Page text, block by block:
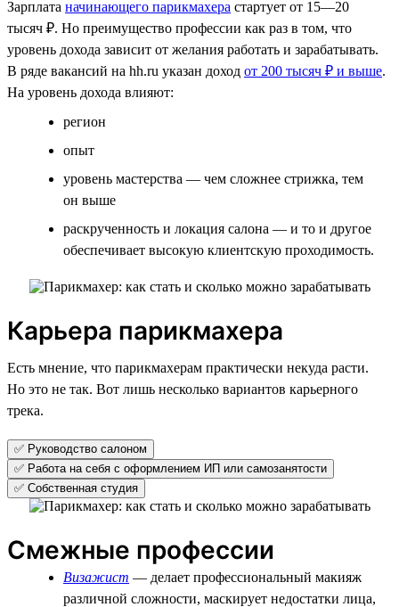
Зарплата начинающего парикмахера стартует от 15­­—20
тысяч ₽. Но преимущество профессии как раз в том, что
уровень дохода зависит от желания работать и зарабатывать.
В ряде вакансий на hh.ru указан доход от 200 тысяч ₽ и выше.
На уровень дохода влияют:
регион
опыт
уровень мастерства — чем сложнее стрижка, тем
он выше
раскрученность и локация салона — и то и другое
обеспечивает высокую клиентскую проходимость.
Карьера парикмахера
Есть мнение, что парикмахерам практически некуда расти.
Но это не так. Вот лишь несколько вариантов карьерного
трека.
✅ Руководство салоном
✅ Работа на себя с оформлением ИП или самозанятости
✅ Собственная студия
Смежные профессии
Визажист — делает профессиональный макияж
различной сложности, маскирует недостатки лица,